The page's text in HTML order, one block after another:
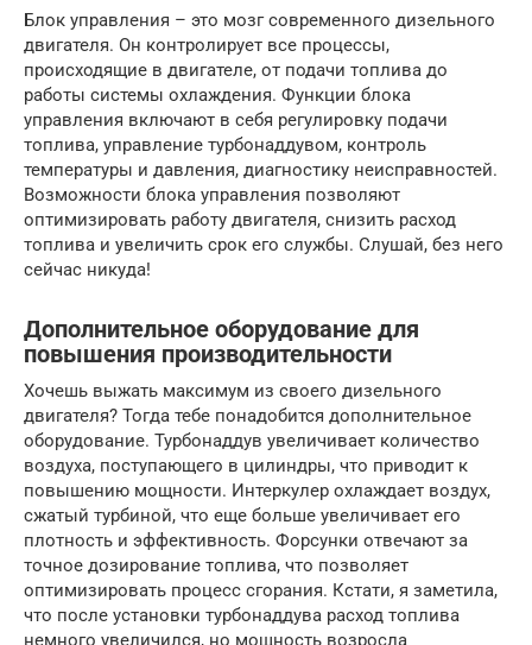
Блок управления – это мозг современного дизельного
двигателя. Он контролирует все процессы,
происходящие в двигателе, от подачи топлива до
работы системы охлаждения. Функции блока
управления включают в себя регулировку подачи
топлива, управление турбонаддувом, контроль
температуры и давления, диагностику неисправностей.
Возможности блока управления позволяют
оптимизировать работу двигателя, снизить расход
топлива и увеличить срок его службы. Слушай, без него
сейчас никуда!
Дополнительное оборудование для
повышения производительности
Хочешь выжать максимум из своего дизельного
двигателя? Тогда тебе понадобится дополнительное
оборудование. Турбонаддув увеличивает количество
воздуха, поступающего в цилиндры, что приводит к
повышению мощности. Интеркулер охлаждает воздух,
сжатый турбиной, что еще больше увеличивает его
плотность и эффективность. Форсунки отвечают за
точное дозирование топлива, что позволяет
оптимизировать процесс сгорания. Кстати, я заметила,
что после установки турбонаддува расход топлива
немного увеличился, но мощность возросла